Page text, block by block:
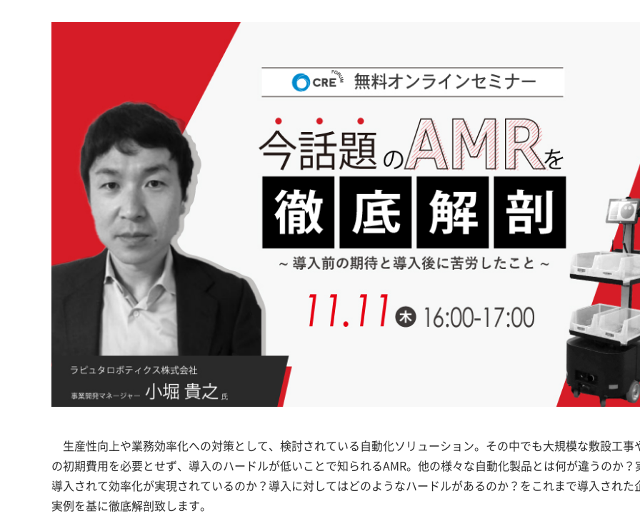
生産性向上や業務効率化への対策として、検討されている自動化ソリューション。その中でも大規模な敷設工事
の初期費用を必要とせず、導入のハードルが低いことで知られるAMR。他の様々な自動化製品とは何が違うのか？
導入されて効率化が実現されているのか？導入に対してはどのようなハードルがあるのか？をこれまで導入された
実例を基に徹底解剖致します。